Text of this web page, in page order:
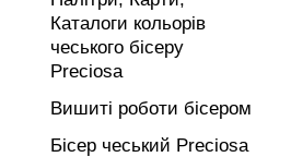
Каталоги кольорів
чеського бісеру
Preciosa
Вишиті роботи бісером
Бісер чеський Preciosa